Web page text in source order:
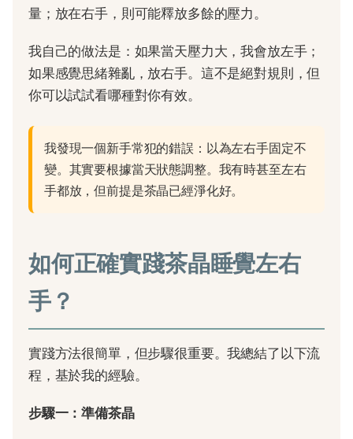
量；放在右手，則可能釋放多餘的壓力。
我自己的做法是：如果當天壓力大，我會放左手；
如果感覺思緒雜亂，放右手。這不是絕對規則，但
你可以試試看哪種對你有效。
我發現一個新手常犯的錯誤：以為左右手固定不
變。其實要根據當天狀態調整。我有時甚至左右
手都放，但前提是茶晶已經淨化好。
如何正確實踐茶晶睡覺左右
手？
實踐方法很簡單，但步驟很重要。我總結了以下流
程，基於我的經驗。
步驟一：準備茶晶